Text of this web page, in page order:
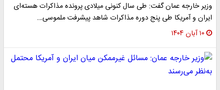
وزیر خارجه عمان گفت: طی سال کنونی میلادی پرونده مذاکرات هسته‌ای
ایران و آمریکا طی پنج دوره مذاکرات شاهد پیشرفت ملموسی…
۱۰ آبان ۱۴۰۴